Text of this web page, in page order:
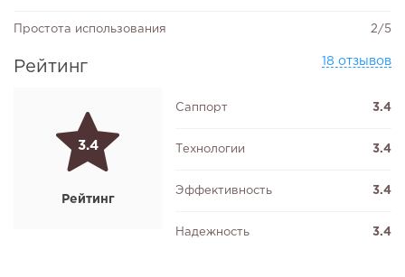
Простота использования 2/5
Рейтинг 18 отзывов
3.4
Рейтинг
Саппорт 3.4
Технологии 3.4
Эффективность 3.4
Надежность 3.4